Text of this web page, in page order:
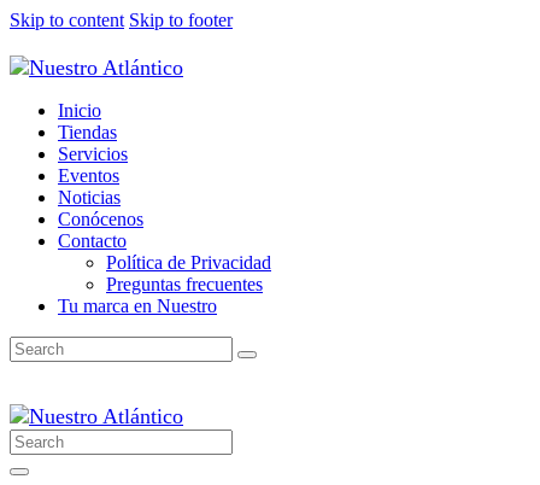
Skip to content Skip to footer
Inicio
Tiendas
Servicios
Eventos
Noticias
Conócenos
Contacto
Política de Privacidad
Preguntas frecuentes
Tu marca en Nuestro